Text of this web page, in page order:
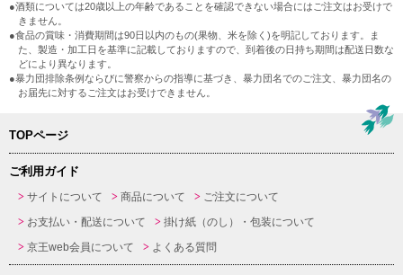
●酒類については20歳以上の年齢であることを確認できない場合にはご注文はお受けで
きません。
●食品の賞味・消費期間は90日以内のもの(果物、米を除く)を明記しております。ま
た、製造・加工日を基準に記載しておりますので、到着後の日持ち期間は配送日数な
どにより異なります。
●暴力団排除条例ならびに警察からの指導に基づき、暴力団名でのご注文、暴力団名の
お届先に対するご注文はお受けできません。
TOPページ
ご利用ガイド
サイトについて 商品について
ご注文について
お支払い・配送について
掛け紙（のし）・包装について
京王web会員について
よくある質問